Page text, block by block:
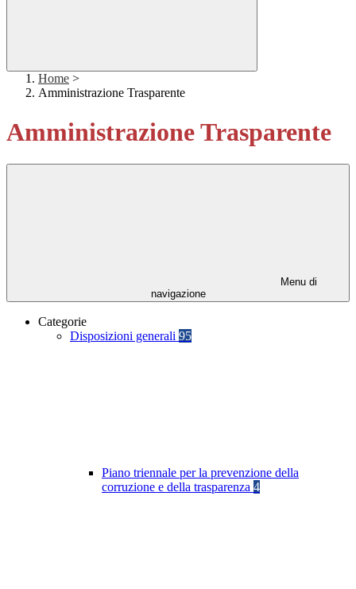
Home >
Amministrazione Trasparente
Amministrazione Trasparente
Menu di
navigazione
Categorie
Disposizioni generali 95
Piano triennale per la prevenzione della
corruzione e della trasparenza 4